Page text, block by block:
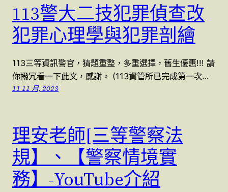
113警大二技犯罪偵查改
犯罪心理學與犯罪剖繪
113三等資訊警官，猜題重整，多重選擇，舊生優惠!!! 請
你撥冗看一下此文，感謝。 (113資管所已完成第一次…
11 11 月, 2023
理安老師[三等警察法
規】、【警察情境實
務】-YouTube介紹